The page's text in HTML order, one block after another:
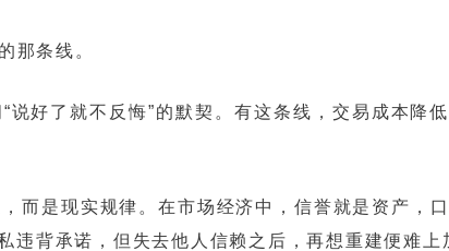
那条线。
好了就不反悔”的默契。有这条线，交易成本降
而是现实规律。在市场经济中，信誉就是资产，
违背承诺，但失去他人信赖之后，再想重建便难上